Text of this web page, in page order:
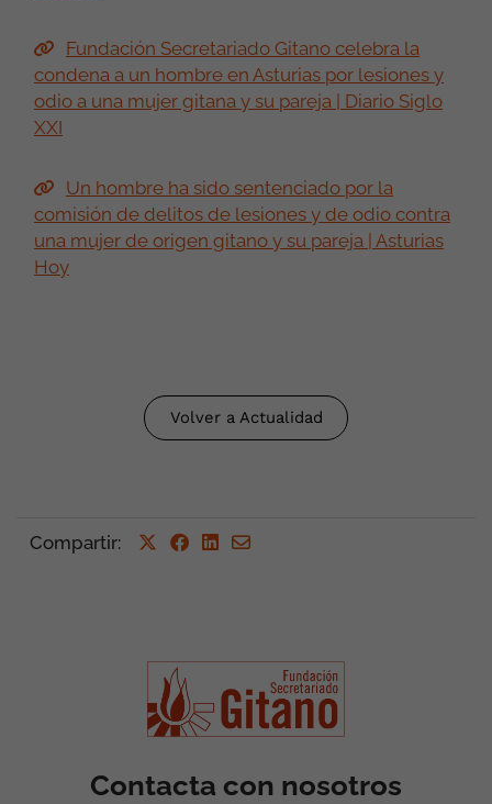
Fundación Secretariado Gitano celebra la
condena a un hombre en Asturias por lesiones y
odio a una mujer gitana y su pareja | Diario Siglo
XXI
Un hombre ha sido sentenciado por la
comisión de delitos de lesiones y de odio contra
una mujer de origen gitano y su pareja | Asturias
Hoy
Volver a Actualidad
Compartir:
Contacta con nosotros